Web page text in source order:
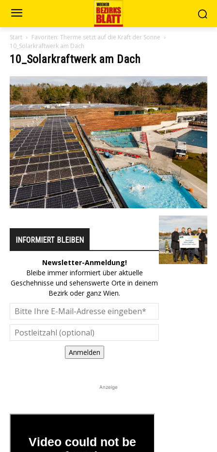
Start
Favoriten: Therme setzt auf die Kraft der Sonne
10_Solarkraftwerk am Dach
10_Solarkraftwerk am Dach
INFORMIERT BLEIBEN
Newsletter-Anmeldung!
Bleibe immer informiert über aktuelle
Geschehnisse und sehenswerte Orte in deinem
Bezirk oder ganz Wien.
Anmelden
Anzeige